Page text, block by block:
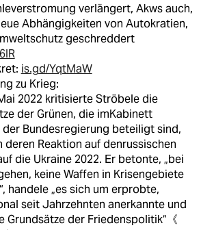
verlängert, Akws auch,
Abhängigkeiten von Autokratien,
geschreddert
is.gd/YqtMaW
zu Krieg:
2022 kritisierte Ströbele die
der Grünen, die imKabinett
der Bundesregierung beteiligt sind,
deren Reaktion auf denrussischen
die Ukraine 2022. Er betonte, „bei
keine Waffen in Krisengebiete
handele „es sich um erprobte,
seit Jahrzehnten anerkannte und
Grundsätze der Friedenspolitik“《